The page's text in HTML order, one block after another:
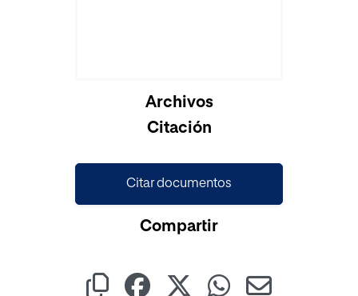
Archivos
Citación
Citar documentos
Compartir